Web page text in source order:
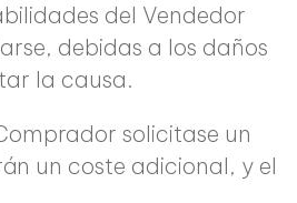
del Vendedor
debidas a los daños
la causa.
solicitase un
un coste adicional, y el